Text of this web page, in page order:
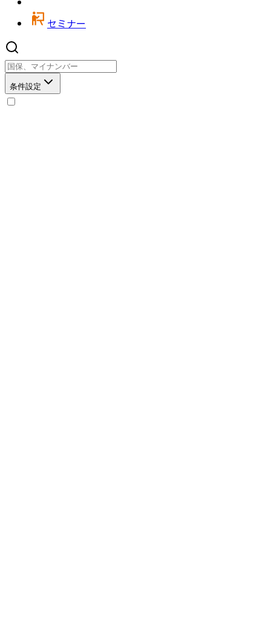
セミナー
条件設定